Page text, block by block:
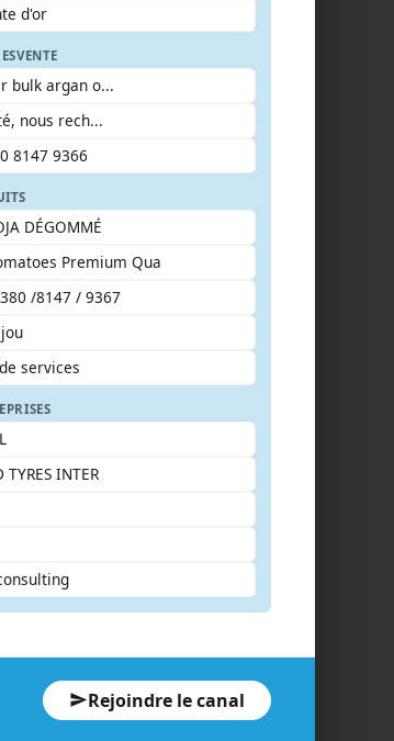
d'or
VENTE
bulk argan o...
nous rech...
8147 9366
DÉGOMMÉ
Premium Qua
/8147 / 9367
services
TYRES INTER
Rejoindre le canal